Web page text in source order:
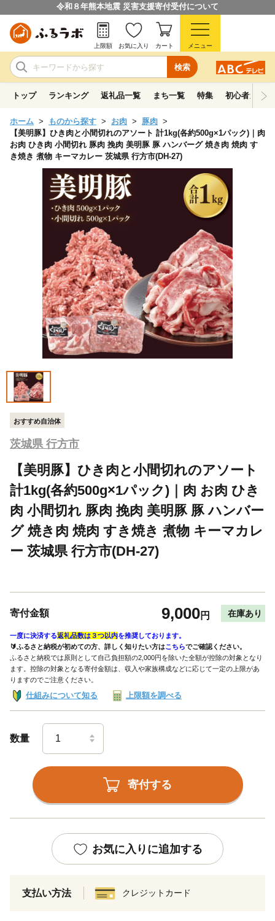
令和８年熊本地震 災害支援寄付受付について
検索
上限額 お気に入り カート メニュー
トップ ランキング 返礼品一覧 まち一覧 特集 初心者ガイド
ホーム ものから探す お肉
豚肉
【美明豚】ひき肉と小間切れのアソート 計1kg(各約500g×1パック)｜肉
お肉 ひき肉 小間切れ 豚肉 挽肉 美明豚 豚 ハンバーグ 焼き肉 焼肉 す
き焼き 煮物 キーマカレー 茨城県 行方市(DH-27)
おすすめ自治体
茨城県 行方市
【美明豚】ひき肉と小間切れのアソート
計1kg(各約500g×1パック)｜肉 お肉 ひき
肉 小間切れ 豚肉 挽肉 美明豚 豚 ハンバー
グ 焼き肉 焼肉 すき焼き 煮物 キーマカレ
ー 茨城県 行方市(DH-27)
寄付金額 9,000円 在庫あり
一度に決済する返礼品数は３つ以内を推奨しております。
🔰ふるさと納税が初めての方、詳しく知りたい方はこちらでご確認ください。
ふるさと納税では原則として自己負担額の2,000円を除いた全額が控除の対象となり
ます。控除の対象となる寄付金額は、収入や家族構成などに応じて一定の上限があ
りますのでご注意ください。
仕組みについて知る 上限額を調べる
数量
寄付する
お気に入りに追加する
支払い方法 クレジットカード